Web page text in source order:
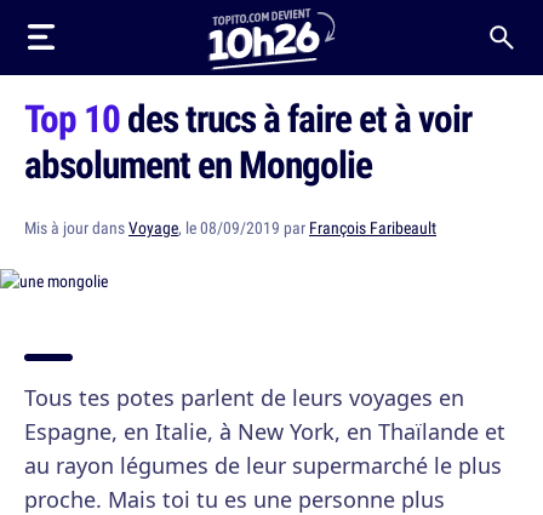
Top 10des trucs à faire et à voir
absolument en Mongolie
Mis à jour dansVoyage, le 08/09/2019 par François Faribeault
Tous tes potes parlent de leurs voyages en
Espagne, en Italie, à New York, en Thaïlande et
au rayon légumes de leur supermarché le plus
proche. Mais toi tu es une personne plus